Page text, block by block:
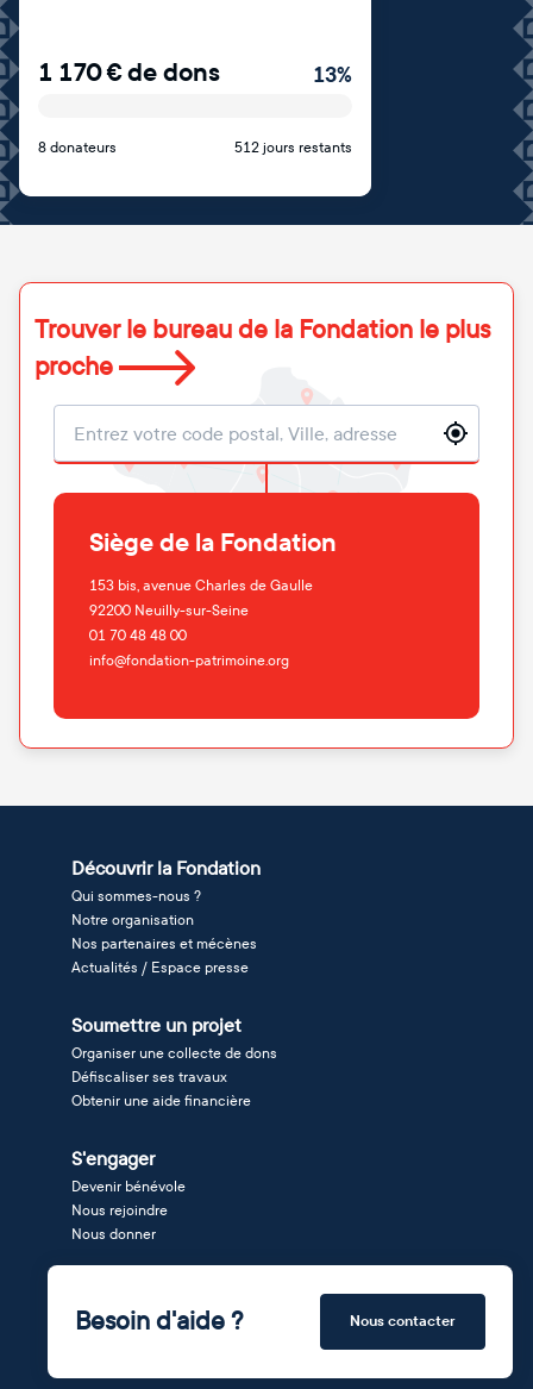
1 170€de dons 13%
8 donateurs 512 jours restants
Trouver le bureau de la Fondation le plus
proche
Localisation
Siège de la Fondation
153 bis, avenue Charles de Gaulle
92200 Neuilly-sur-Seine
01 70 48 48 00
info@fondation-patrimoine.org
Découvrir la Fondation
Qui sommes-nous ?
Notre organisation
Nos partenaires et mécènes
Actualités / Espace presse
Soumettre un projet
Organiser une collecte de dons
Défiscaliser ses travaux
Obtenir une aide financière
S'engager
Devenir bénévole
Nous rejoindre
Nous donner
Besoin d'aide ? Nous contacter